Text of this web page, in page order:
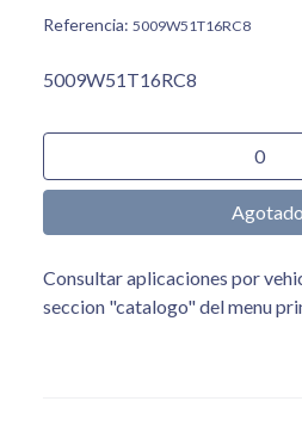
Referencia: 5009W51T16RC8
5009W51T16RC8
Agotado
Consultar aplicaciones por
seccion "catalogo" del menu